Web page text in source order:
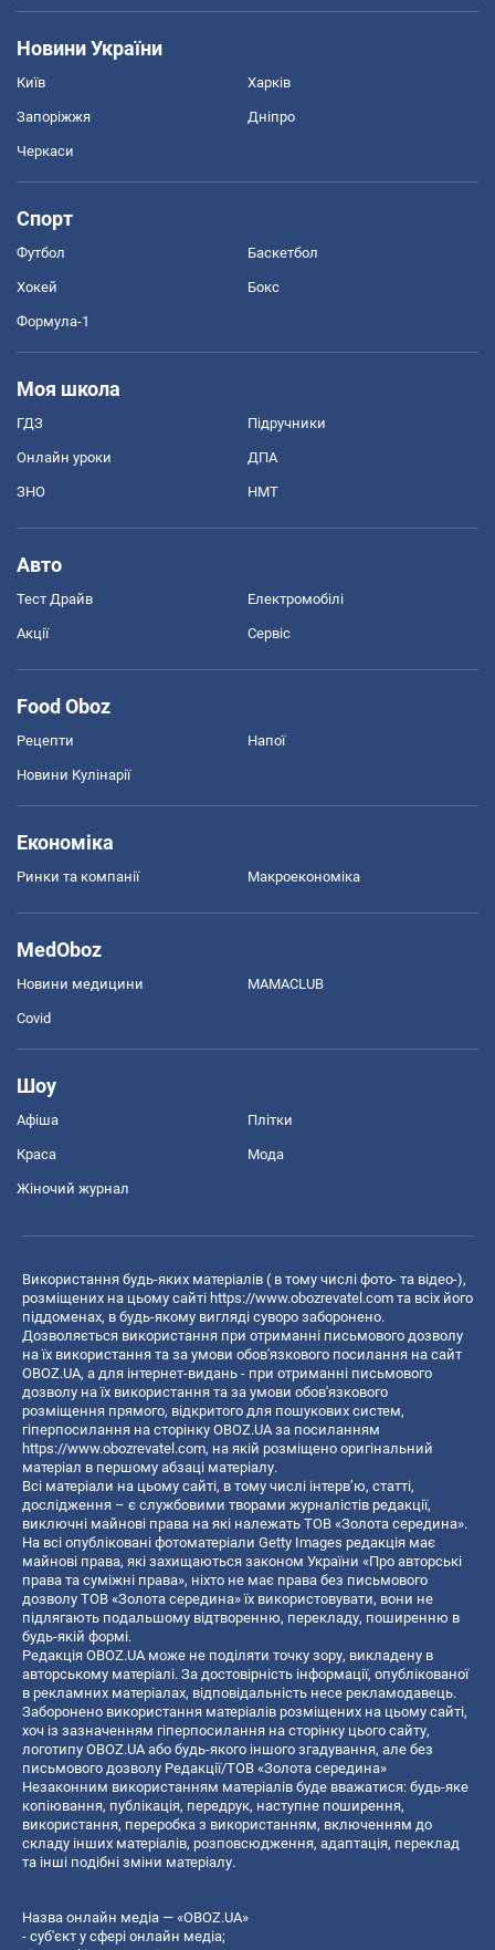
Новини України
Київ Харків
Запоріжжя Дніпро
Черкаси
Спорт
Футбол Баскетбол
Хокей Бокс
Формула-1
Моя школа
ГДЗ Підручники
Онлайн уроки ДПА
ЗНО НМТ
Авто
Тест Драйв Електромобілі
Акції Сервіс
Food Oboz
Рецепти Напої
Новини Кулінарії
Економіка
Ринки та компанії Макроекономіка
MedOboz
Новини медицини MAMACLUB
Covid
Шоу
Афіша Плітки
Краса Мода
Жіночий журнал
Використання будь-яких матеріалів ( в тому числі фото- та відео-),
розміщених на цьому сайті https://www.obozrevatel.com та всіх його
піддоменах, в будь-якому вигляді суворо заборонено.
Дозволяється використання при отриманні письмового дозволу
на їх використання та за умови обов'язкового посилання на сайт
OBOZ.UA, а для інтернет-видань - при отриманні письмового
дозволу на їх використання та за умови обов'язкового
розміщення прямого, відкритого для пошукових систем,
гіперпосилання на сторінку OBOZ.UA за посиланням
https://www.obozrevatel.com, на якій розміщено оригінальний
матеріал в першому абзаці матеріалу.
Всі матеріали на цьому сайті, в тому числі інтерв’ю, статті,
дослідження – є службовими творами журналістів редакції,
виключні майнові права на які належать ТОВ «Золота середина».
На всі опубліковані фотоматеріали Getty Images редакція має
майнові права, які захищаються законом України «Про авторські
права та суміжні права», ніхто не має права без письмового
дозволу ТОВ «Золота середина» їх використовувати, вони не
підлягають подальшому відтворенню, перекладу, поширенню в
будь-якій формі.
Редакція OBOZ.UA може не поділяти точку зору, викладену в
авторському матеріалі. За достовірність інформації, опублікованої
в рекламних матеріалах, відповідальність несе рекламодавець.
Заборонено використання матеріалів розміщених на цьому сайті,
хоч із зазначенням гіперпосилання на сторінку цього сайту,
логотипу OBOZ.UA або будь-якого іншого згадування, але без
письмового дозволу Редакції/ТОВ «Золота середина»
Незаконним використанням матеріалів буде вважатися: будь-яке
копiювання, публiкацiя, передрук, наступне поширення,
використання, переробка з використанням, включенням до
складу інших матеріалів, розповсюдження, адаптація, переклад
та інші подібні зміни матеріалу.
Назва онлайн медіа — «OBOZ.UA»
- суб'єкт у сфері онлайн медіа;